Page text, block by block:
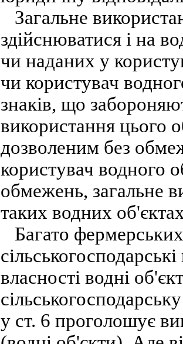
Загальне
здійснюватися і на
чи наданих у
чи користувач
знаків, що
використання цього
дозволеним без
користувач водного
обмежень, загальне
таких водних
Багато
власності водні
у ст. 6 проголошує